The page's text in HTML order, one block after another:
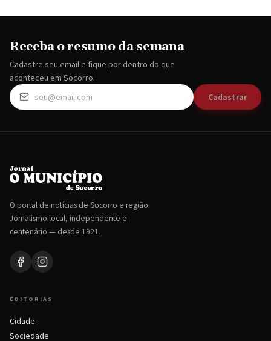
Receba o resumo da semana
Cadastre seu email e fique por dentro do que
aconteceu em Socorro.
Cadastrar
O portal de notícias de Socorro e região.
Jornalismo local, independente e
centenário — desde 1921.
EDITORIAS
Cidade
Sociedade